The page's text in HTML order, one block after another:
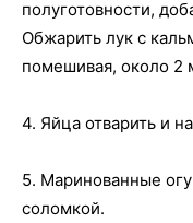
полуготовности,
Обжарить лук с
помешивая, около 2
4. Яйца отварить и
5. Маринованные
соломкой.